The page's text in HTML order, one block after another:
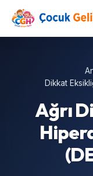
Dikkat
Ağrı